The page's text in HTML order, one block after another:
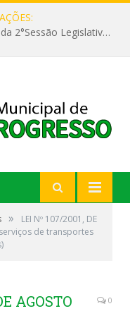
11ª Reunião Ordinária do 1° Período da 2°Sessão Legislativa da 9ª Legislatura do Poder Legislativo
»
LEI Nº 107/2001, DE
de transportes
AGOSTO
0